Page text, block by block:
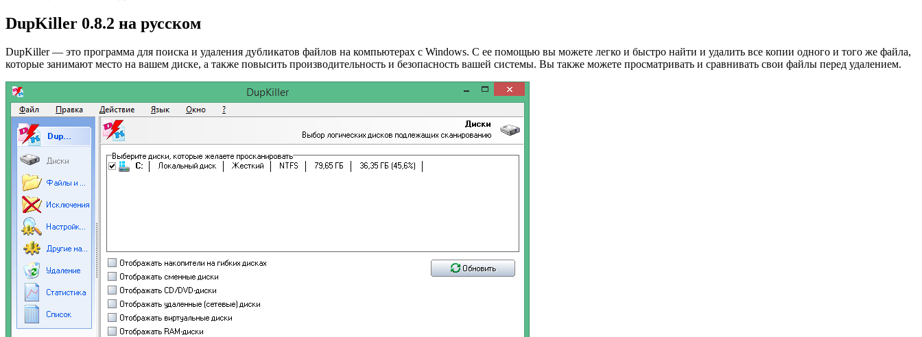
DupKiller 0.8.2 на русском
DupKiller — это программа для поиска и удаления дубликатов файлов на компьютерах с Windows. С ее помощью вы можете легко и быстро найти и удалить все копии одного и того же файла,
которые занимают место на вашем диске, а также повысить производительность и безопасность вашей системы. Вы также можете просматривать и сравнивать свои файлы перед удалением.